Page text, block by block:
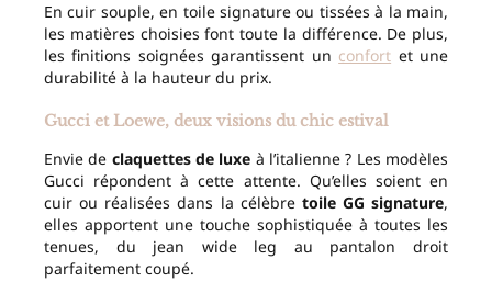
En cuir souple, en toile signature ou tissées à la main,
les matières choisies font toute la différence. De plus,
les finitions soignées garantissent un confort et une
durabilité à la hauteur du prix.
Gucci et Loewe, deux visions du chic estival
Envie de claquettes de luxe à l’italienne ? Les modèles
Gucci répondent à cette attente. Qu’elles soient en
cuir ou réalisées dans la célèbre toile GG signature,
elles apportent une touche sophistiquée à toutes les
tenues, du jean wide leg au pantalon droit
parfaitement coupé.